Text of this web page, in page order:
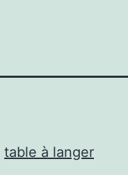
table à langer